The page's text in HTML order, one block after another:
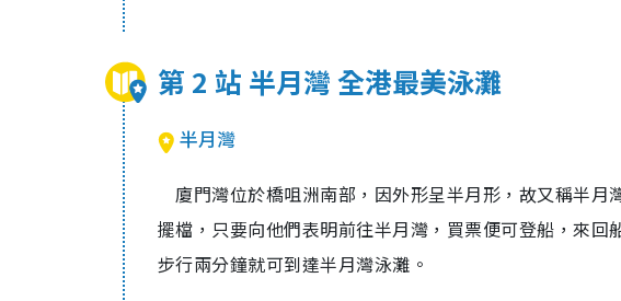
第 2 站 半月灣 全港最美泳灘
半月灣
廈門灣位於橋咀洲南部，因外形呈半月形，故又稱半
擺檔，只要向他們表明前往半月灣，買票便可登船，來回
步行兩分鐘就可到達半月灣泳灘。